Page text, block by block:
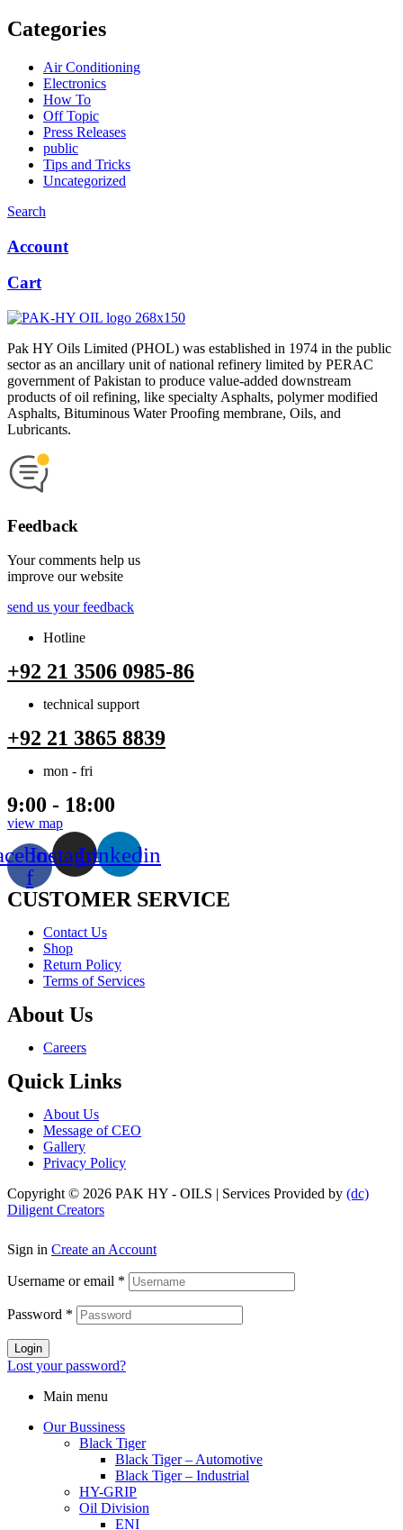
Categories
Air Conditioning
Electronics
How To
Off Topic
Press Releases
public
Tips and Tricks
Uncategorized
Search
Account
Cart
Pak HY Oils Limited (PHOL) was established in 1974 in the public
sector as an ancillary unit of national refinery limited by PERAC
government of Pakistan to produce value-added downstream
products of oil refining, like specialty Asphalts, polymer modified
Asphalts, Bituminous Water Proofing membrane, Oils, and
Lubricants.
Feedback
Your comments help us
improve our website
send us your feedback
Hotline
+92 21 3506 0985-86
technical support
+92 21 3865 8839
mon - fri
9:00 - 18:00
view map
f
InstagramLinkedin
CUSTOMER SERVICE
Menu
Contact Us
Shop
Return Policy
Terms of Services
About Us
Menu Careers
Quick Links
Menu
About Us
Message of CEO
Gallery
Privacy Policy
Copyright © 2026 PAK HY - OILS | Services Provided by (dc)
Diligent Creators
Sign in Create an Account
Username or email *
Password *
Login
Lost your password?
Main menu
Our Bussiness
Black Tiger
Black Tiger – Automotive
Black Tiger – Industrial
HY-GRIP
Oil Division
ENI